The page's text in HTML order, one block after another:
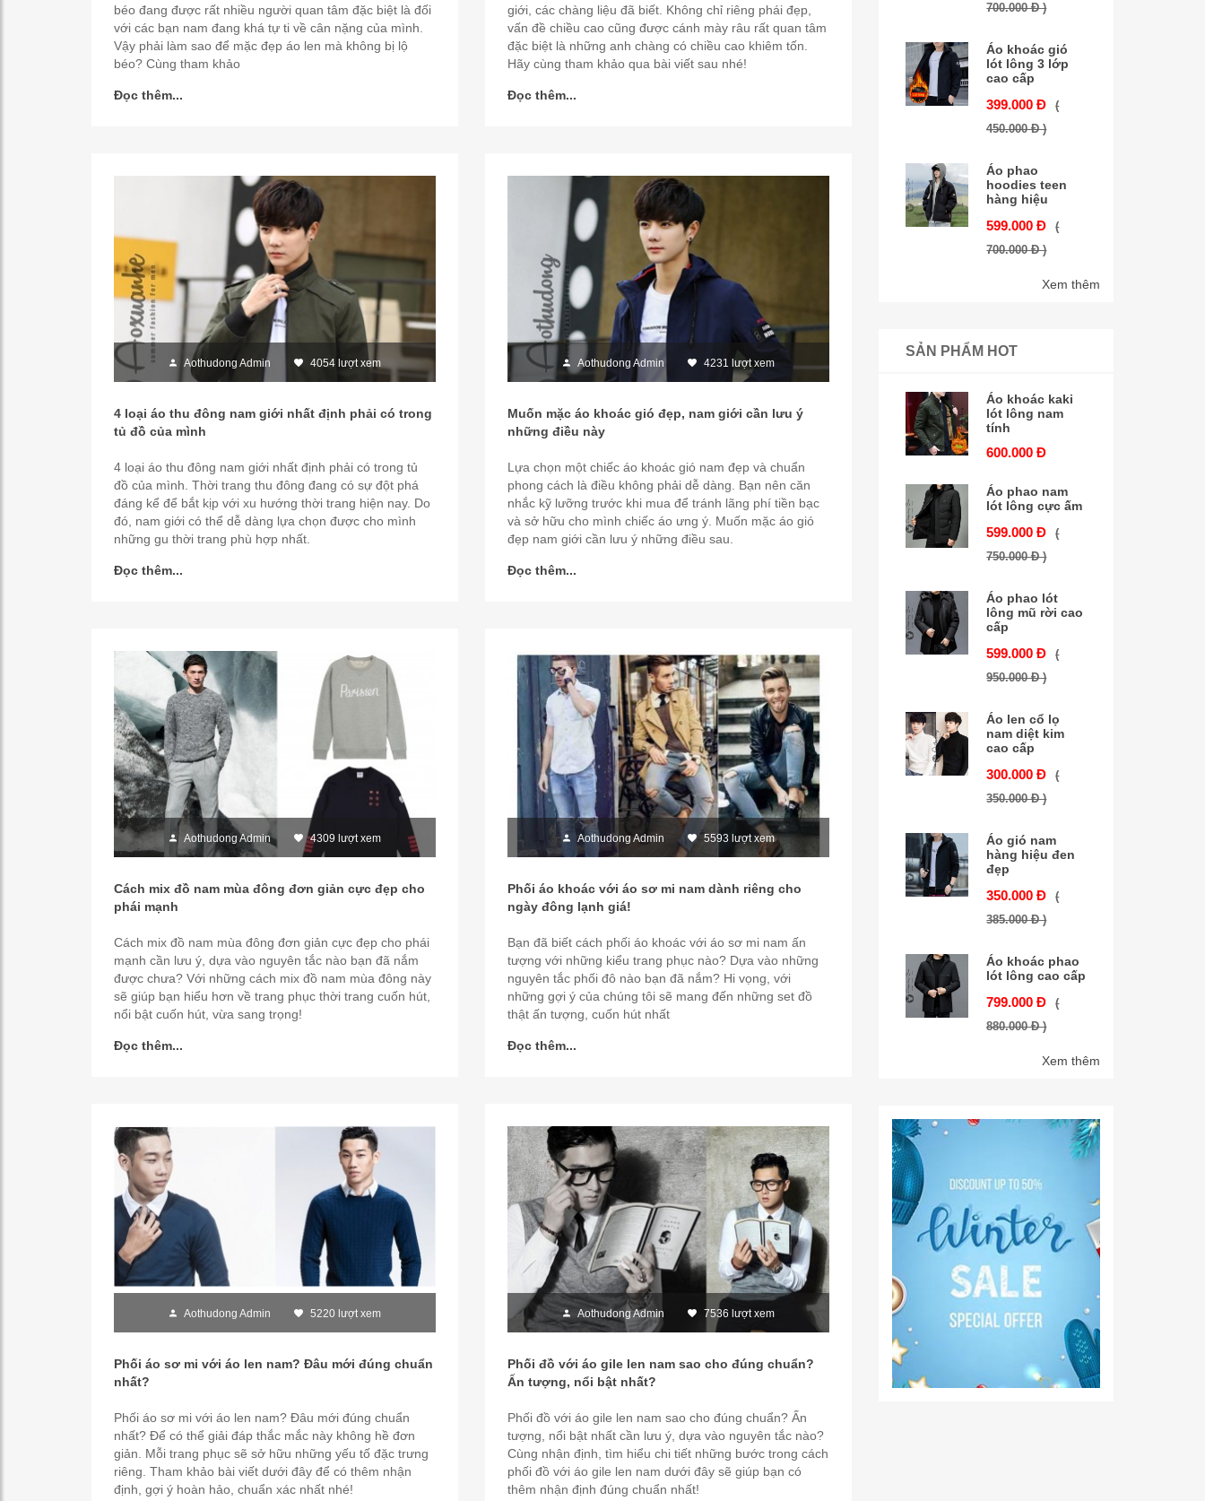
béo đang được rất nhiều người quan tâm đặc biệt là đối
với các bạn nam đang khá tự ti về cân nặng của mình.
Vậy phải làm sao để mặc đẹp áo len mà không bị lộ
béo? Cùng tham khảo
Đọc thêm...
giới, các chàng liệu đã biết. Không chỉ riêng phái đẹp,
vấn đề chiều cao cũng được cánh mày râu rất quan tâm
đặc biệt là những anh chàng có chiều cao khiêm tốn.
Hãy cùng tham khảo qua bài viết sau nhé!
Đọc thêm...
Aothudong Admin 4054 lượt xem
4 loại áo thu đông nam giới nhất định phải có trong
tủ đồ của mình
4 loại áo thu đông nam giới nhất định phải có trong tủ
đồ của mình. Thời trang thu đông đang có sự đột phá
đáng kể để bắt kịp với xu hướng thời trang hiện nay. Do
đó, nam giới có thể dễ dàng lựa chọn được cho mình
những gu thời trang phù hợp nhất.
Đọc thêm...
Aothudong Admin 4231 lượt xem
Muốn mặc áo khoác gió đẹp, nam giới cần lưu ý
những điều này
Lựa chọn một chiếc áo khoác gió nam đẹp và chuẩn
phong cách là điều không phải dễ dàng. Bạn nên căn
nhắc kỹ lưỡng trước khi mua để tránh lãng phí tiền bạc
và sở hữu cho mình chiếc áo ưng ý. Muốn mặc áo gió
đẹp nam giới cần lưu ý những điều sau.
Đọc thêm...
Aothudong Admin 4309 lượt xem
Cách mix đồ nam mùa đông đơn giản cực đẹp cho
phái mạnh
Cách mix đồ nam mùa đông đơn giản cực đẹp cho phái
mạnh cần lưu ý, dựa vào nguyên tắc nào bạn đã nắm
được chưa? Với những cách mix đồ nam mùa đông này
sẽ giúp bạn hiểu hơn về trang phục thời trang cuốn hút,
nổi bật cuốn hút, vừa sang trọng!
Đọc thêm...
Aothudong Admin 5593 lượt xem
Phối áo khoác với áo sơ mi nam dành riêng cho
ngày đông lạnh giá!
Bạn đã biết cách phối áo khoác với áo sơ mi nam ấn
tượng với những kiểu trang phục nào? Dựa vào những
nguyên tắc phối đô nào bạn đã nắm? Hi vọng, với
những gợi ý của chúng tôi sẽ mang đến những set đồ
thật ấn tượng, cuốn hút nhất
Đọc thêm...
Aothudong Admin 5220 lượt xem
Phối áo sơ mi với áo len nam? Đâu mới đúng chuẩn
nhất?
Phối áo sơ mi với áo len nam? Đâu mới đúng chuẩn
nhất? Để có thể giải đáp thắc mắc này không hề đơn
giản. Mỗi trang phục sẽ sở hữu những yếu tố đặc trưng
riêng. Tham khảo bài viết dưới đây để có thêm nhận
định, gợi ý hoàn hảo, chuẩn xác nhất nhé!
Aothudong Admin 7536 lượt xem
Phối đồ với áo gile len nam sao cho đúng chuẩn?
Ấn tượng, nổi bật nhất?
Phối đồ với áo gile len nam sao cho đúng chuẩn? Ấn
tượng, nổi bật nhất cần lưu ý, dựa vào nguyên tắc nào?
Cùng nhận định, tìm hiểu chi tiết những bước trong cách
phối đồ với áo gile len nam dưới đây sẽ giúp bạn có
thêm nhận định đúng chuẩn nhất!
700.000 Đ )
Áo khoác gió
lót lông 3 lớp
cao cấp
399.000 Đ
(
450.000 Đ )
Áo phao
hoodies teen
hàng hiệu
599.000 Đ
(
700.000 Đ )
Xem thêm
SẢN PHẨM HOT
Áo khoác kaki
lót lông nam
tính
600.000 Đ
Áo phao nam
lót lông cực ấm
599.000 Đ
(
750.000 Đ )
Áo phao lót
lông mũ rời cao
cấp
599.000 Đ
(
950.000 Đ )
Áo len cổ lọ
nam diệt kim
cao cấp
300.000 Đ
(
350.000 Đ )
Áo gió nam
hàng hiệu đen
đẹp
350.000 Đ
(
385.000 Đ )
Áo khoác phao
lót lông cao cấp
799.000 Đ
(
880.000 Đ )
Xem thêm